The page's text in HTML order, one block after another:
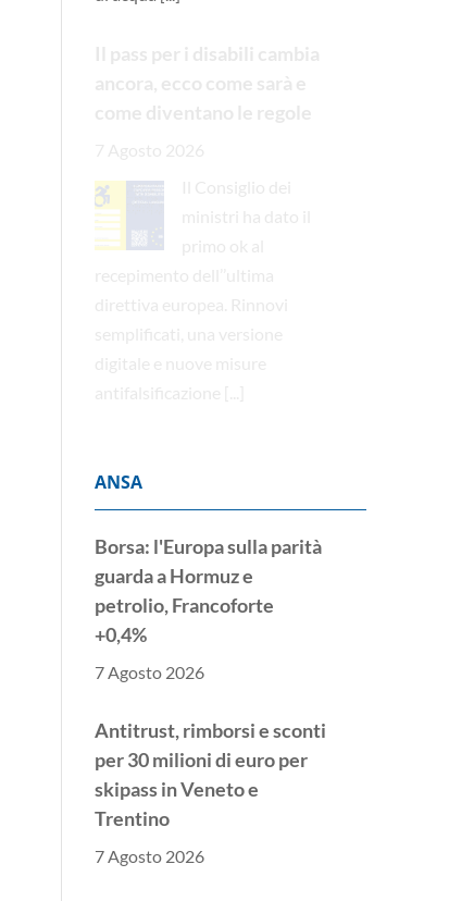
ANSA
Borsa: l'Europa sulla parità
guarda a Hormuz e
petrolio, Francoforte
+0,4%
7 Agosto 2026
Antitrust, rimborsi e sconti
per 30 milioni di euro per
skipass in Veneto e
Trentino
7 Agosto 2026